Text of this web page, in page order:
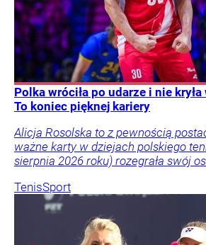
Polka wróciła po udarze i nie
To koniec pięknej kariery
Alicja Rosolska to z pewnością
ważne karty w dziejach polskiego
sierpnia 2026 roku) rozegrała swój
TenisSport